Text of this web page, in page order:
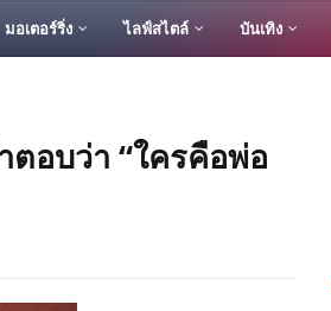
มอเตอร์ริ่ง ไลฟ์สไตล์ บันเทิง
อบว่า “ใครคือพ่อ